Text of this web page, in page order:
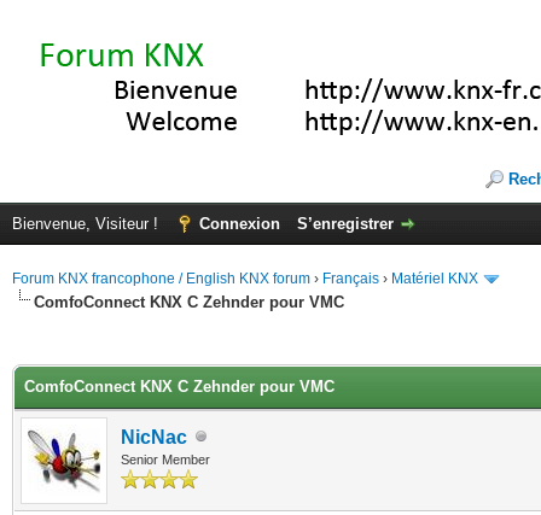
Bienvenue, Visiteur ! Connexion S’enregistrer
Forum KNX francophone / English KNX forum › Français › Matériel KNX
ComfoConnect KNX C Zehnder pour VMC
ComfoConnect KNX C Zehnder pour VMC
NicNac
Senior Member